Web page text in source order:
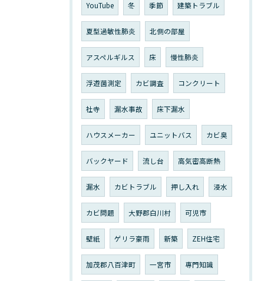
YouTube 冬 季節 建築トラブル
夏型過敏性肺炎 北側の部屋
アスペルギルス 床 慢性肺炎
浮遊菌測定 カビ調査 コンクリート
社寺 漏水事故 床下漏水
ハウスメーカー ユニットバス カビ臭
バックヤード 流し台 高気密高断熱
漏水 カビトラブル 押し入れ 浸水
カビ問題 大野郡白川村 可児市
壁紙 ゲリラ豪雨 新築 ZEH住宅
加茂郡八百津町 一宮市 専門知識